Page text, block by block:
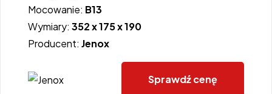
Mocowanie: B13
Wymiary: 352 x 175 x 190
Producent: Jenox
Sprawdź cenę